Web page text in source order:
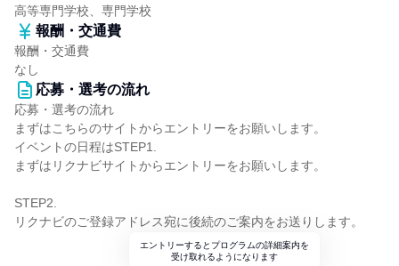
高等専門学校、専門学校
報酬・交通費
報酬・交通費
なし
応募・選考の流れ
応募・選考の流れ
まずはこちらのサイトからエントリーをお願いします。
イベントの日程はSTEP1.
まずはリクナビサイトからエントリーをお願いします。
STEP2.
リクナビのご登録アドレス宛に後続のご案内をお送りします。
エントリーするとプログラムの詳細案内を
受け取れるようになります